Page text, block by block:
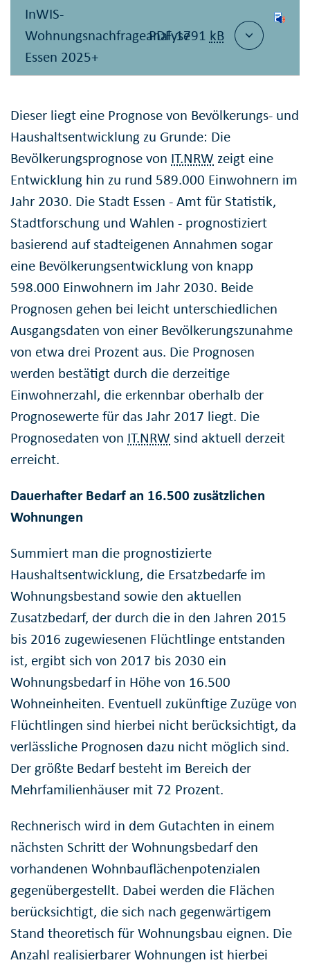
InWIS-
Wohnungsnachfrageanalyse
Essen 2025+
PDF 1791 kB
Dieser liegt eine Prognose von Bevölkerungs- und
Haushaltsentwicklung zu Grunde: Die
Bevölkerungsprognose von IT.NRW zeigt eine
Entwicklung hin zu rund 589.000 Einwohnern im
Jahr 2030. Die Stadt Essen - Amt für Statistik,
Stadtforschung und Wahlen - prognostiziert
basierend auf stadteigenen Annahmen sogar
eine Bevölkerungsentwicklung von knapp
598.000 Einwohnern im Jahr 2030. Beide
Prognosen gehen bei leicht unterschiedlichen
Ausgangsdaten von einer Bevölkerungszunahme
von etwa drei Prozent aus. Die Prognosen
werden bestätigt durch die derzeitige
Einwohnerzahl, die erkennbar oberhalb der
Prognosewerte für das Jahr 2017 liegt. Die
Prognosedaten von IT.NRW sind aktuell derzeit
erreicht.
Dauerhafter Bedarf an 16.500 zusätzlichen
Wohnungen
Summiert man die prognostizierte
Haushaltsentwicklung, die Ersatzbedarfe im
Wohnungsbestand sowie den aktuellen
Zusatzbedarf, der durch die in den Jahren 2015
bis 2016 zugewiesenen Flüchtlinge entstanden
ist, ergibt sich von 2017 bis 2030 ein
Wohnungsbedarf in Höhe von 16.500
Wohneinheiten. Eventuell zukünftige Zuzüge von
Flüchtlingen sind hierbei nicht berücksichtigt, da
verlässliche Prognosen dazu nicht möglich sind.
Der größte Bedarf besteht im Bereich der
Mehrfamilienhäuser mit 72 Prozent.
Rechnerisch wird in dem Gutachten in einem
nächsten Schritt der Wohnungsbedarf den
vorhandenen Wohnbauflächenpotenzialen
gegenübergestellt. Dabei werden die Flächen
berücksichtigt, die sich nach gegenwärtigem
Stand theoretisch für Wohnungsbau eignen. Die
Anzahl realisierbarer Wohnungen ist hierbei